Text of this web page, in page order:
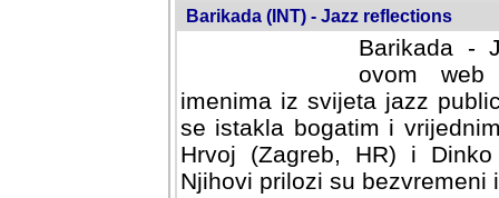
Barikada (INT) - Jazz reflections
Barikada -
ovom web
imenima iz svijeta jazz
se istakla bogatim i
Hrvoj (Zagreb, HR) i
Njihovi prilozi su bezvremeni